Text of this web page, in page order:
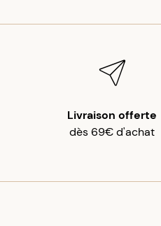
Livraison offerte
dès 69€ d'achat